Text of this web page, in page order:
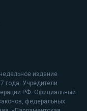
издание
года. Учредители
РФ. Официальный
федеральных